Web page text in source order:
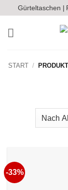
Inhalt
springen
Gürteltaschen |
START /
-33%